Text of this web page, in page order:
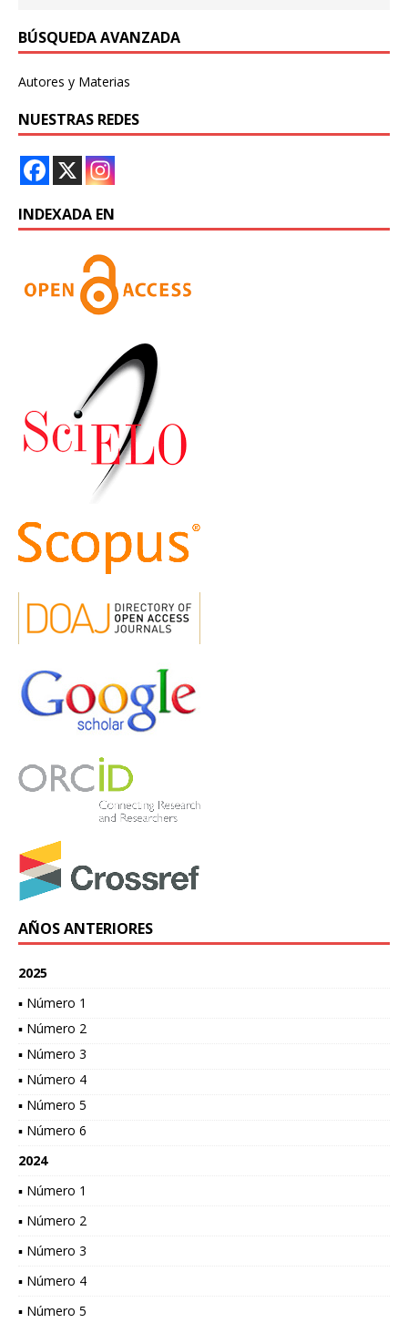
BÚSQUEDA AVANZADA
Autores y Materias
NUESTRAS REDES
INDEXADA EN
AÑOS ANTERIORES
2025
▪ Número 1
▪ Número 2
▪ Número 3
▪ Número 4
▪ Número 5
▪ Número 6
2024
▪ Número 1
▪ Número 2
▪ Número 3
▪ Número 4
▪ Número 5